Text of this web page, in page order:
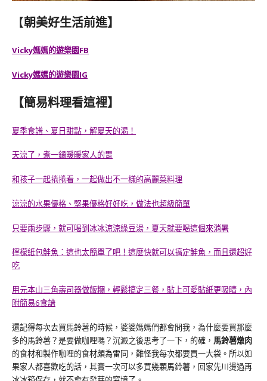
【朝美好生活前進】
Vicky媽媽的遊樂園FB
Vicky媽媽的遊樂園IG
【簡易料理看這裡】
夏季食譜、夏日甜點，解夏天的渴！
天涼了，煮一鍋暖暖家人的胃
和孩子一起捲捲看，一起做出不一樣的高麗菜料理
涼涼的水果優格、堅果優格好好吃，做法也超級簡單
只要兩步驟，就可喝到冰冰涼涼綠豆湯，夏天就要喝這個來消暑
檸檬紙包鮭魚：這也太簡單了吧！這麼快就可以搞定鮭魚，而且還超好
吃
用元本山三角壽司器做飯糰，輕鬆搞定三餐，貼上可愛貼紙更吸睛，內
附簡易6食譜
還記得每次去買馬鈴薯的時候 ， 婆婆媽媽們都會問我 ， 為什麼要買那麼
多的馬鈴薯？是要做咖哩嗎？沉澱之後思考了一下 ， 的確 ， 馬鈴薯燉肉
的食材和製作咖哩的食材頗為雷同 ，難怪我每次都要買一大袋。 所以如
果家人都喜歡吃的話 ， 其實一次可以多買幾顆馬鈴薯 ， 回家先川燙過再